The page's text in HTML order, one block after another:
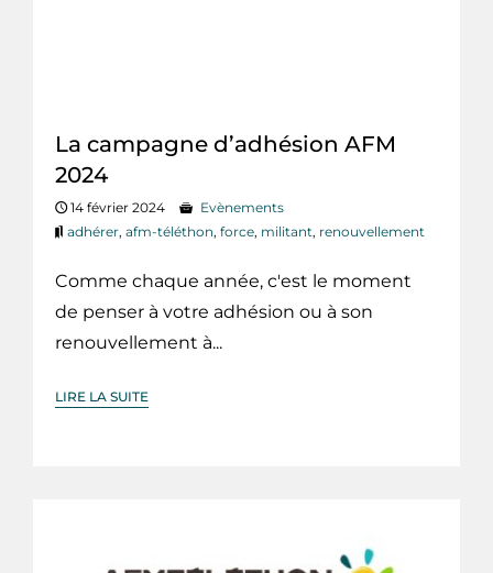
La campagne d’adhésion AFM
2024
14 février 2024
Evènements
adhérer, afm-téléthon, force, militant, renouvellement
Comme chaque année, c'est le moment
de penser à votre adhésion ou à son
renouvellement à...
LIRE LA SUITE